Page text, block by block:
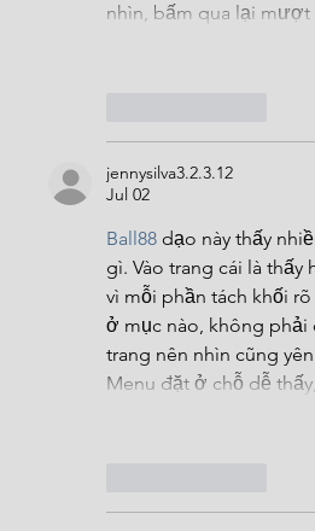
nhìn, bấm qua lại
jennysilva3.2.3.12
Jul 02
Ball88 dạo này thấy
gì. Vào trang cái là
vì mỗi phần tách khối
ở mục nào, không phải
trang nên nhìn cũng
Menu đặt ở chỗ dễ